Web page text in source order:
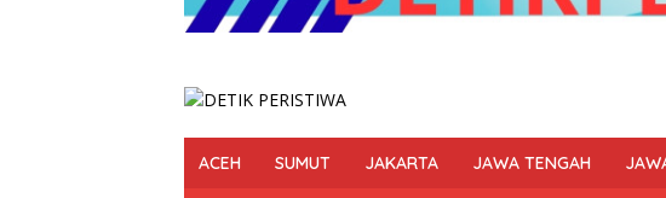
ACEH SUMUT JAKARTA JAWA TENGAH